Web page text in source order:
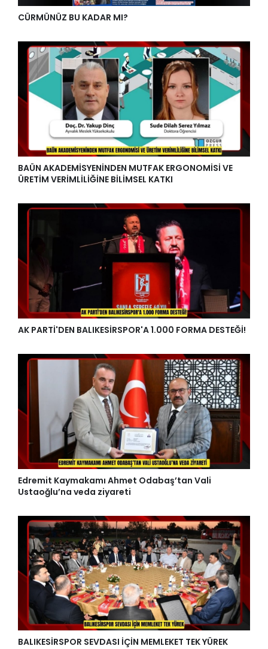
CÜRMÜNÜZ BU KADAR MI?
BAÜN AKADEMİSYENİNDEN MUTFAK ERGONOMİSİ VE
ÜRETİM VERİMLİLİĞİNE BİLİMSEL KATKI
AK PARTİ'DEN BALIKESİRSPOR'A 1.000 FORMA DESTEĞİ!
Edremit Kaymakamı Ahmet Odabaş’tan Vali
Ustaoğlu’na veda ziyareti
BALIKESİRSPOR SEVDASI İÇİN MEMLEKET TEK YÜREK